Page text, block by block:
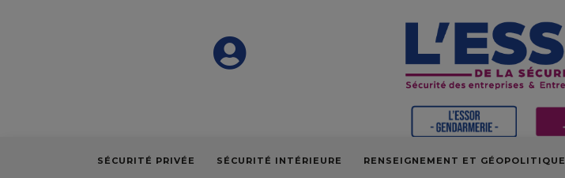

SÉCURITÉ PRIVÉE SÉCURITÉ INTÉRIEURE RENSEIGNEMENT ET GÉOPOLITIQUE